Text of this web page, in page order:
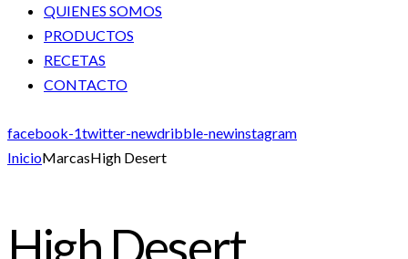
QUIENES SOMOS
PRODUCTOS
RECETAS
CONTACTO
facebook-1twitter-newdribble-newinstagram
InicioMarcasHigh Desert
High Desert